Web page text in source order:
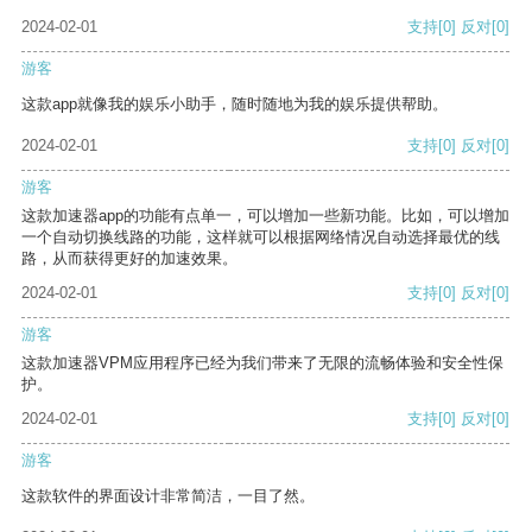
2024-02-01 支持[0] 反对[0]
游客
这款app就像我的娱乐小助手，随时随地为我的娱乐提供帮助。
2024-02-01 支持[0] 反对[0]
游客
这款加速器app的功能有点单一，可以增加一些新功能。比如，可以增加
一个自动切换线路的功能，这样就可以根据网络情况自动选择最优的线
路，从而获得更好的加速效果。
2024-02-01
支持[0] 反对[0]
游客
这款加速器VPM应用程序已经为我们带来了无限的流畅体验和安全性保
护。
2024-02-01
支持[0] 反对[0]
游客
这款软件的界面设计非常简洁，一目了然。